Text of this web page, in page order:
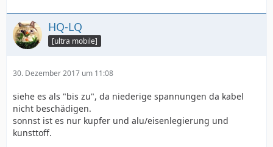
HQ-LQ
[ultra mobile]
30. Dezember 2017 um 11:08
siehe es als "bis zu", da niederige spannungen da kabel
nicht beschädigen.
sonnst ist es nur kupfer und alu/eisenlegierung und
kunsttoff.